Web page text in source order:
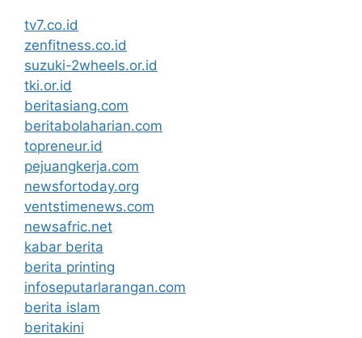
tv7.co.id
zenfitness.co.id
suzuki-2wheels.or.id
tki.or.id
beritasiang.com
beritabolaharian.com
topreneur.id
pejuangkerja.com
newsfortoday.org
ventstimenews.com
newsafric.net
kabar berita
berita printing
infoseputarlarangan.com
berita islam
beritakini